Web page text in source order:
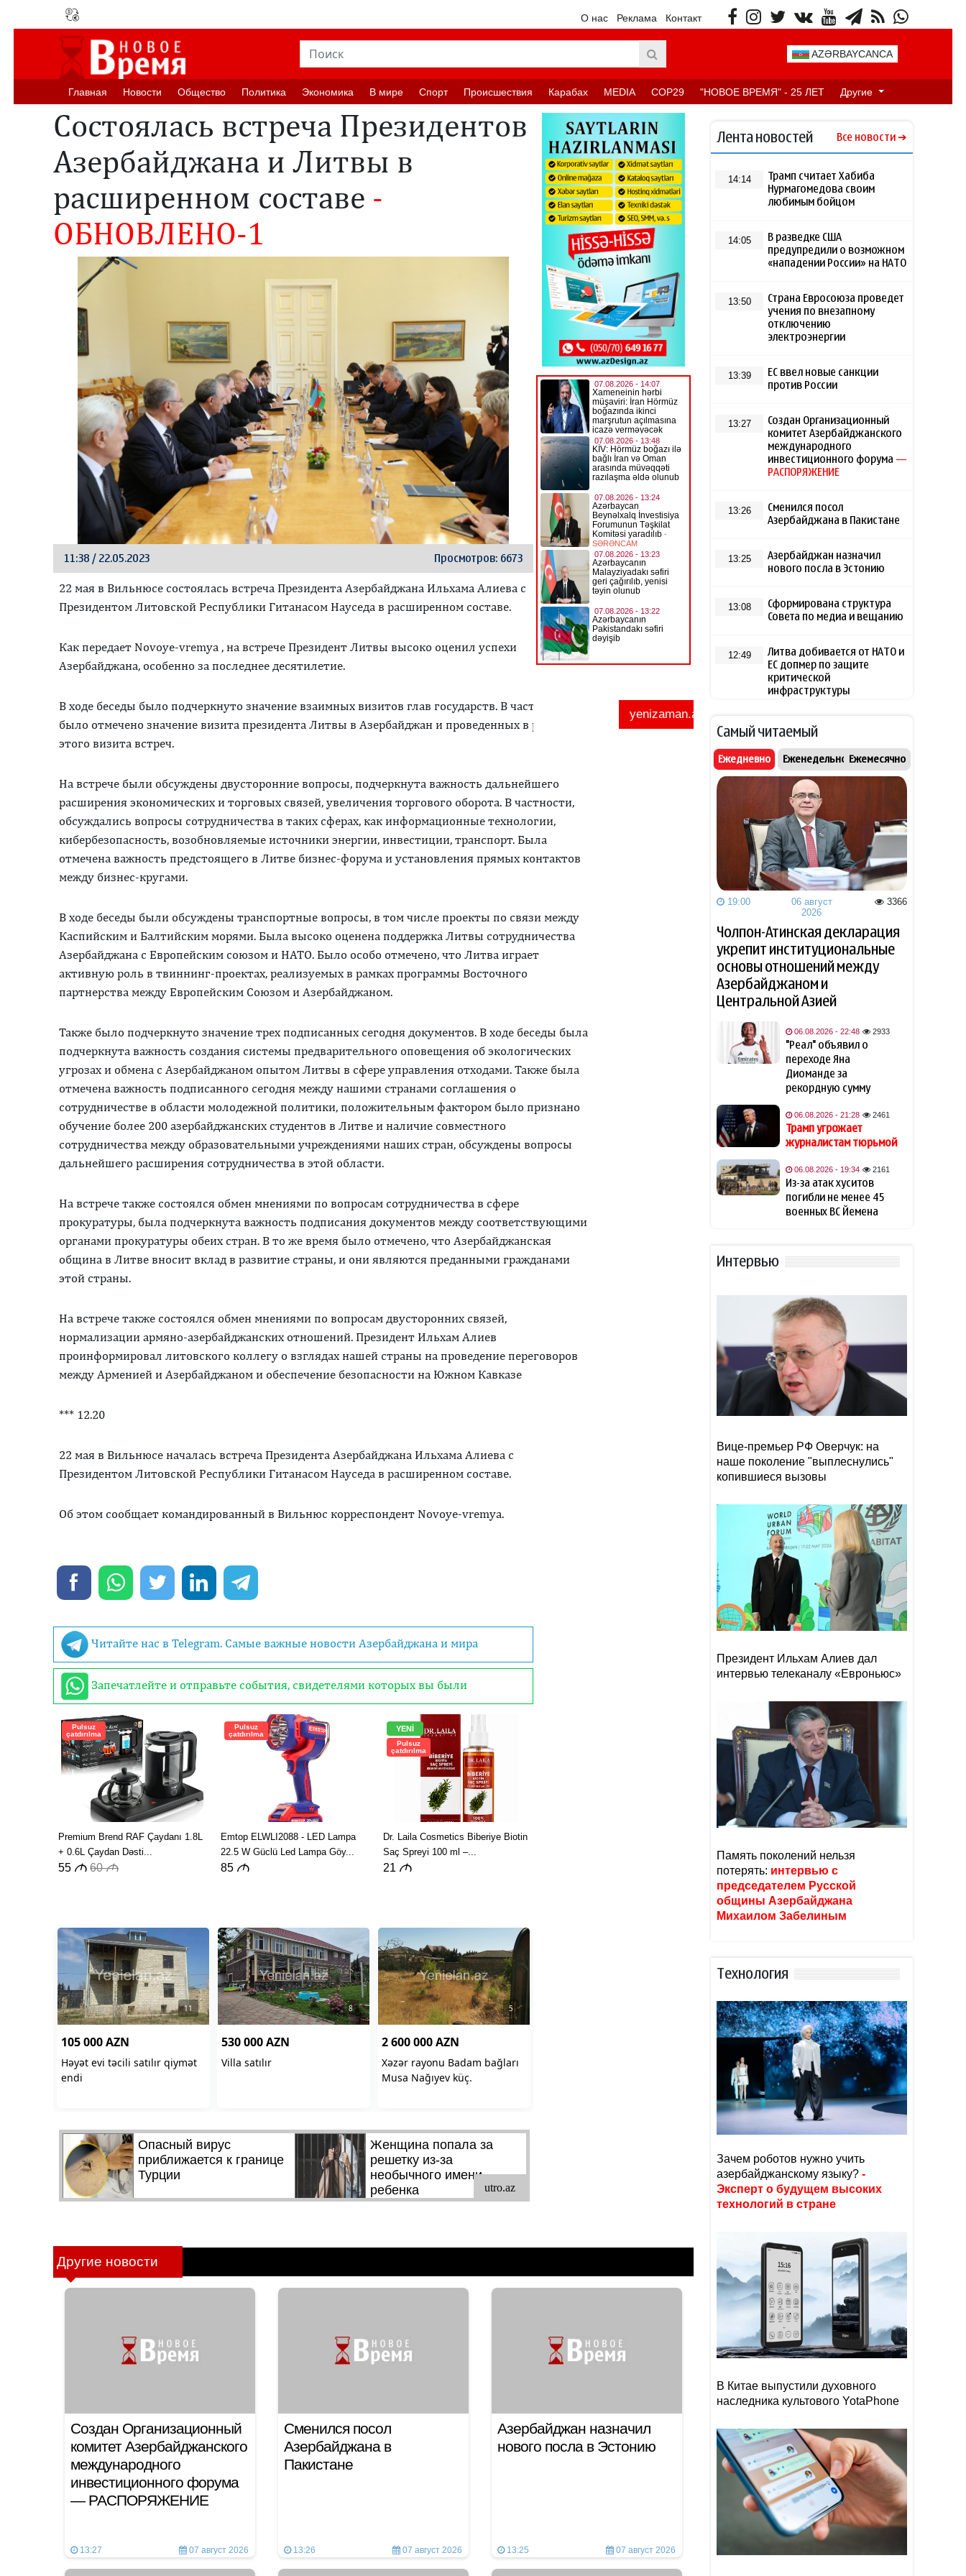
О нас Реклама Контакт
AZƏRBAYCANCA
Главная Новости Oбщество Политика Экономика В мире Спорт Происшествия Карабах MEDIA COP29 "НОВОЕ ВРЕМЯ" - 25 ЛЕТ Другие
Состоялась встреча Президентов
Азербайджана и Литвы в
расширенном составе -
ОБНОВЛЕНО-1
11:38 / 22.05.2023 Просмотров: 6673
22 мая в Вильнюсе состоялась встреча Президента Азербайджана Ильхама Алиева с
Президентом Литовской Республики Гитанасом Науседа в расширенном составе.
Как передает Novoye-vremya , на встрече Президент Литвы высоко оценил успехи
Азербайджана, особенно за последнее десятилетие.
В ходе беседы было подчеркнуто значение взаимных визитов глав государств. В частности,
было отмечено значение визита президента Литвы в Азербайджан и проведенных в рамках
этого визита встреч.
На встрече были обсуждены двусторонние вопросы, подчеркнута важность дальнейшего
расширения экономических и торговых связей, увеличения торгового оборота. В частности,
обсуждались вопросы сотрудничества в таких сферах, как информационные технологии,
кибербезопасность, возобновляемые источники энергии, инвестиции, транспорт. Была
отмечена важность предстоящего в Литве бизнес-форума и установления прямых контактов
между бизнес-кругами.
В ходе беседы были обсуждены транспортные вопросы, в том числе проекты по связи между
Каспийским и Балтийским морями. Была высоко оценена поддержка Литвы сотрудничества
Азербайджана с Европейским союзом и НАТО. Было особо отмечено, что Литва играет
активную роль в твиннинг-проектах, реализуемых в рамках программы Восточного
партнерства между Европейским Союзом и Азербайджаном.
Также было подчеркнуто значение трех подписанных сегодня документов. В ходе беседы была
подчеркнута важность создания системы предварительного оповещения об экологических
угрозах и обмена с Азербайджаном опытом Литвы в сфере управления отходами. Также была
отмечена важность подписанного сегодня между нашими странами соглашения о
сотрудничестве в области молодежной политики, положительным фактором было признано
обучение более 200 азербайджанских студентов в Литве и наличие совместного
сотрудничества между образовательными учреждениями наших стран, обсуждены вопросы
дальнейшего расширения сотрудничества в этой области.
На встрече также состоялся обмен мнениями по вопросам сотрудничества в сфере
прокуратуры, была подчеркнута важность подписания документов между соответствующими
органами прокуратуры обеих стран. В то же время было отмечено, что Азербайджанская
община в Литве вносит вклад в развитие страны, и они являются преданными гражданами
этой страны.
На встрече также состоялся обмен мнениями по вопросам двусторонних связей,
нормализации армяно-азербайджанских отношений. Президент Ильхам Алиев
проинформировал литовского коллегу о взглядах нашей страны на проведение переговоров
между Арменией и Азербайджаном и обеспечение безопасности на Южном Кавказе
*** 12.20
22 мая в Вильнюсе началась встреча Президента Азербайджана Ильхама Алиева с
Президентом Литовской Республики Гитанасом Науседа в расширенном составе.
Об этом сообщает командированный в Вильнюс корреспондент Novoye-vremya.
Читайте нас в Telegram. Самые важные новости Азербайджана и мира
Запечатлейте и отправьте события, свидетелями которых вы были
Другие новости
Создан Организационный
комитет Азербайджанского
международного
инвестиционного форума
— РАСПОРЯЖЕНИЕ
13:27 07 август 2026
Сменился посол
Азербайджана в
Пакистане
13:26 07 август 2026
Азербайджан назначил
нового посла в Эстонию
13:25 07 август 2026
Лента новостей Все новости
14:14
Трамп считает Хабиба
Нурмагомедова своим
любимым бойцом
14:05
В разведке США
предупредили о возможном
«нападении России» на НАТО
13:50
Страна Евросоюза проведет
учения по внезапному
отключению
электроэнергии
13:39
ЕС ввел новые санкции
против России
13:27
Создан Организационный
комитет Азербайджанского
международного
инвестиционного форума —
РАСПОРЯЖЕНИЕ
13:26
Сменился посол
Азербайджана в Пакистане
13:25
Азербайджан назначил
нового посла в Эстонию
13:08
Сформирована структура
Совета по медиа и вещанию
12:49
Литва добивается от НАТО и
ЕС допмер по защите
критической
инфраструктуры
12:37
Лукашенко поручил
губернаторам развивать
торговлю на селе
Reuters: транзит в Ормузском
проливе на неделе
сократился на треть
12:11
Трамп признал, что США
необходимо пополнить
запасы вооружений
Глава Rheinmetall заявил о
БПЛА
11:37
Трамп заявил, что доволен
главой Пентагона
11:18
Politico: соратники Мерца все
активнее обсуждают его
возможную отставку
осенью
Членство Армении в ЕС и
принципы ЕАЭС.
Пашиняна
11:00
Пакистан подпишут
трёхстороннее оборонное
соглашение
у ЕС помощи из-за кризиса в
Сеуте
Премьер-министр Литвы
осадил главу Минобороны
после заявления о России
10:22
Азербайджан сохраняет 26-
е место в рейтинге УЕФА
10:11
Пашинян: В настоящее
Армении не рассматривается
Самый читаемый
Ежедневно Еженедельно Ежемесячно
19:00
06 август
2026
3366
Чолпон-Атинская декларация
укрепит институциональные
основы отношений между
Азербайджаном и
Центральной Азией
06.08.2026 - 22:48 2933
"Реал" объявил о
переходе Яна
Диоманде за
рекордную сумму
06.08.2026 - 21:28 2461
Трамп угрожает
журналистам тюрьмой
06.08.2026 - 19:34 2161
Из-за атак хуситов
погибли не менее 45
военных ВС Йемена
Интервью
Вице-премьер РФ Оверчук: на
наше поколение "выплеснулись"
копившиеся вызовы
Президент Ильхам Алиев дал
интервью телеканалу «Евроньюс»
Память поколений нельзя
потерять: интервью с
председателем Русской
общины Азербайджана
Михаилом Забелиным
Тexнoлoгия
Зачем роботов нужно учить
азербайджанскому языку? -
Эксперт о будущем высоких
технологий в стране
В Китае выпустили духовного
наследника культового YotaPhone